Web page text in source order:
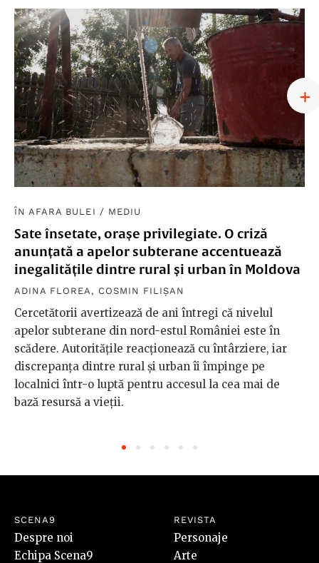
ÎN AFARA BULEI / MEDIU
Sate însetate, orașe privilegiate. O criză
anunțată a apelor subterane accentuează
inegalitățile dintre rural și urban în Moldova
ADINA FLOREA , COSMIN FILIȘAN
Cercetătorii avertizează de ani întregi că nivelul
apelor subterane din nord-estul României este în
scădere. Autoritățile reacționează cu întârziere, iar
discrepanța dintre rural și urban îi împinge pe
localnici într-o luptă pentru accesul la cea mai de
bază resursă a vieții.
SCENA9
Despre noi
Echipa Scena9
REVISTA
Personaje
Arte